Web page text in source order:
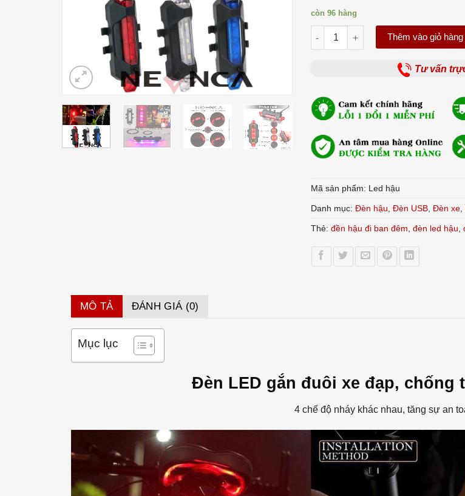
còn 96 hàng
Đèn LED hậu gắn xe đạp, chống
Thêm vào giỏ hàng
Tư vấn
Mã sản phẩm: Led hậu
Danh mục: Đèn hậu, Đèn USB, Đèn xe,
Thẻ: đền hậu đi ban đêm, đèn led hậu,
MÔ TẢ ĐÁNH GIÁ (0)
Mục lục
Đèn LED gắn đuôi xe đạp, chống
4 chế độ nháy khác nhau, tăng sự an